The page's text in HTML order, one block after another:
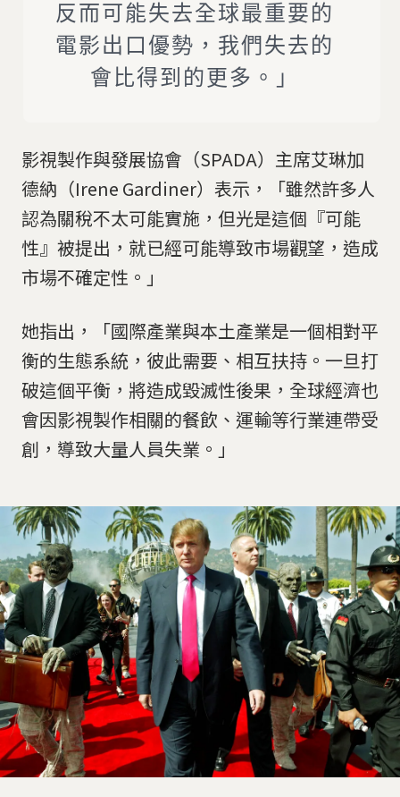
反而可能失去全球最重要的
電影出口優勢，我們失去的
會比得到的更多。」
影視製作與發展協會（SPADA）主席艾琳加
德納（Irene Gardiner）表示，「雖然許多人
認為關稅不太可能實施，但光是這個『可能
性』被提出，就已經可能導致市場觀望，造成
市場不確定性。」
她指出，「國際產業與本土產業是一個相對平
衡的生態系統，彼此需要、相互扶持。一旦打
破這個平衡，將造成毀滅性後果，全球經濟也
會因影視製作相關的餐飲、運輸等行業連帶受
創，導致大量人員失業。」